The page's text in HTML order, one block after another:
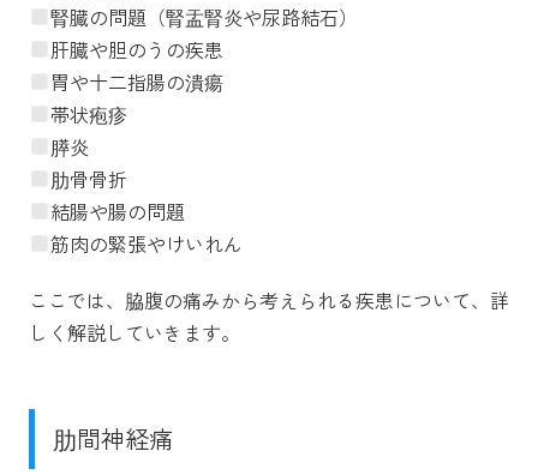
腎臓の問題（腎盂腎炎や尿路結石）
肝臓や胆のうの疾患
胃や十二指腸の潰瘍
帯状疱疹
膵炎
肋骨骨折
結腸や腸の問題
筋肉の緊張やけいれん
ここでは、脇腹の痛みから考えられる疾患について、詳
しく解説していきます。
肋間神経痛